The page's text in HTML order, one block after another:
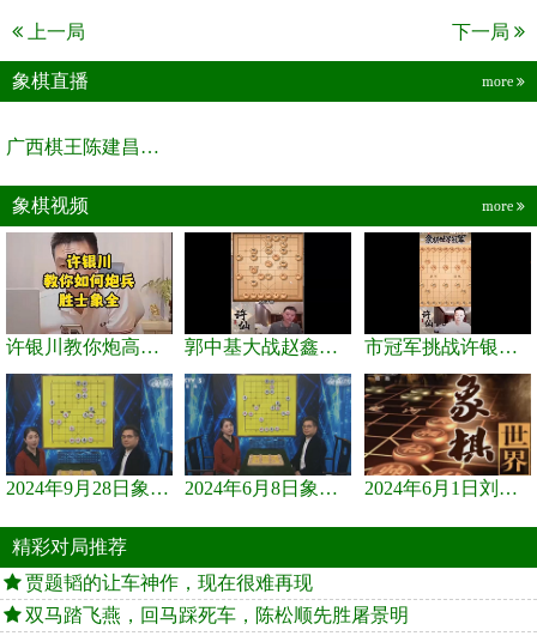
上一局 下一局
象棋直播 more
广西棋王陈建昌直播间
象棋视频 more
许银川教你炮高兵士象全如何赢士象全，简单四步即可 郭中基大战赵鑫鑫，许银川激情讲解 市冠军挑战许银川，急进中兵变化真激烈！
2024年9月28日象棋世界栏目，刘君、蒋川讲解了第九届杨官璘杯象棋... 2024年6月8日象棋世界，刘君、蒋川讲解了第九届杨官璘杯全国象棋... 2024年6月1日刘君、蒋川讲解第三届上海杯象棋大师赛谢靖与李少庚...
精彩对局推荐
贾题韬的让车神作，现在很难再现
双马踏飞燕，回马踩死车，陈松顺先胜屠景明